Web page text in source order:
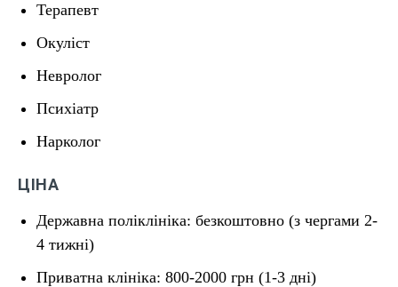
Терапевт
Окуліст
Невролог
Психіатр
Нарколог
ЦІНА
Державна поліклініка: безкоштовно (з чергами 2-
4 тижні)
Приватна клініка: 800-2000 грн (1-3 дні)